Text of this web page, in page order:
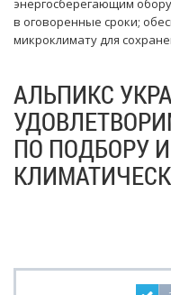
энергосберегающим
в оговоренные сроки;
микроклимату для
АЛЬПИКС
ПО ПОДБОРУ